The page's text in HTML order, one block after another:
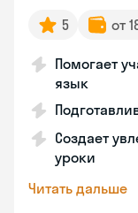
5 от
Помогает
язык
Создает
уроки
Читать дальше